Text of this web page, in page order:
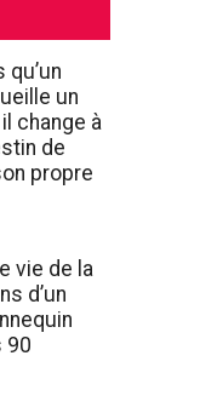
qu’un
un
change à
de
propre
vie de la
d’un
90